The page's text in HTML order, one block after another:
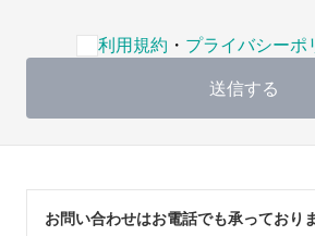
利用規約 ・ プライバシーポ
送信する
利用規約・プライバシーポリシーへの同
お問い合わせはお電話でも承っておりま